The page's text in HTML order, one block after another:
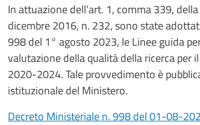
In attuazione dell’art. 1, comma 339,
dicembre 2016, n. 232, sono state
998 del 1° agosto 2023, le Linee guida
valutazione della qualità della ricerca per
2020-2024. Tale provvedimento è
istituzionale del Ministero.
Decreto Ministeriale n. 998 del 01-08-